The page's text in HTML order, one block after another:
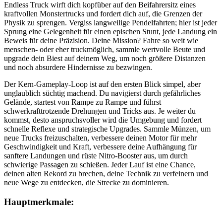
Endless Truck wirft dich kopfüber auf den Beifahrersitz eines
kraftvollen Monstertrucks und fordert dich auf, die Grenzen der
Physik zu sprengen. Vergiss langweilige Pendelfahrten; hier ist jeder
Sprung eine Gelegenheit für einen epischen Stunt, jede Landung ein
Beweis für deine Präzision. Deine Mission? Fahre so weit wie
menschen- oder eher truckmöglich, sammle wertvolle Beute und
upgrade dein Biest auf deinem Weg, um noch größere Distanzen
und noch absurdere Hindernisse zu bezwingen.
Der Kern-Gameplay-Loop ist auf den ersten Blick simpel, aber
unglaublich süchtig machend. Du navigierst durch gefährliches
Gelände, startest von Rampe zu Rampe und führst
schwerkrafttrotzende Drehungen und Tricks aus. Je weiter du
kommst, desto anspruchsvoller wird die Umgebung und fordert
schnelle Reflexe und strategische Upgrades. Sammle Münzen, um
neue Trucks freizuschalten, verbessere deinen Motor für mehr
Geschwindigkeit und Kraft, verbessere deine Aufhängung für
sanftere Landungen und rüste Nitro-Booster aus, um durch
schwierige Passagen zu schießen. Jeder Lauf ist eine Chance,
deinen alten Rekord zu brechen, deine Technik zu verfeinern und
neue Wege zu entdecken, die Strecke zu dominieren.
Hauptmerkmale: